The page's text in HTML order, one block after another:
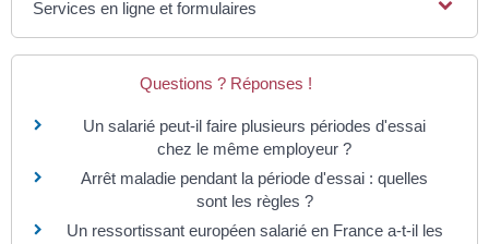
Services en ligne et formulaires
Questions ? Réponses !
Un salarié peut-il faire plusieurs périodes d'essai
chez le même employeur ?
Arrêt maladie pendant la période d'essai : quelles
sont les règles ?
Un ressortissant européen salarié en France a-t-il les